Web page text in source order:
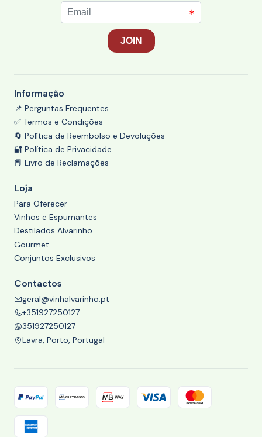
Informação
📌 Perguntas Frequentes
✅ Termos e Condições
🔄 Política de Reembolso e Devoluções
🔐 Política de Privacidade
📕 Livro de Reclamações
Loja
Para Oferecer
Vinhos e Espumantes
Destilados Alvarinho
Gourmet
Conjuntos Exclusivos
Contactos
geral@vinhalvarinho.pt
+351927250127
351927250127
Lavra, Porto, Portugal